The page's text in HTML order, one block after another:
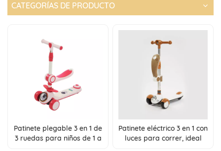
CATEGORÍAS DE PRODUCTO
Patinete plegable 3 en 1 de
3 ruedas para niños de 1 a
Patinete eléctrico 3 en 1 con
luces para correr, ideal